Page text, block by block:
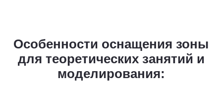
Особенности оснащения зоны
для теоретических занятий и
моделирования: